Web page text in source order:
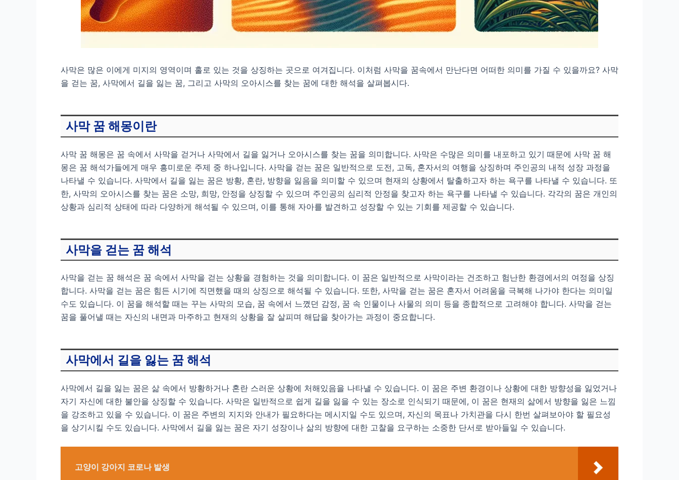
사막은 많은 이에게 미지의 영역이며 홀로 있는 것을 상징하는 곳으로 여겨집니다. 이처럼 사막을 꿈속에서 만난다면 어떠한 의미를 가질 수 있을까요? 사막
을 걷는 꿈, 사막에서 길을 잃는 꿈, 그리고 사막의 오아시스를 찾는 꿈에 대한 해석을 살펴봅시다.
사막 꿈 해몽이란
사막 꿈 해몽은 꿈 속에서 사막을 걷거나 사막에서 길을 잃거나 오아시스를 찾는 꿈을 의미합니다. 사막은 수많은 의미를 내포하고 있기 때문에 사막 꿈 해
몽은 꿈 해석가들에게 매우 흥미로운 주제 중 하나입니다. 사막을 걷는 꿈은 일반적으로 도전, 고독, 혼자서의 여행을 상징하며 주인공의 내적 성장 과정을
나타낼 수 있습니다. 사막에서 길을 잃는 꿈은 방황, 혼란, 방향을 잃음을 의미할 수 있으며 현재의 상황에서 탈출하고자 하는 욕구를 나타낼 수 있습니다. 또
한, 사막의 오아시스를 찾는 꿈은 소망, 희망, 안정을 상징할 수 있으며 주인공의 심리적 안정을 찾고자 하는 욕구를 나타낼 수 있습니다. 각각의 꿈은 개인의
상황과 심리적 상태에 따라 다양하게 해석될 수 있으며, 이를 통해 자아를 발견하고 성장할 수 있는 기회를 제공할 수 있습니다.
사막을 걷는 꿈 해석
사막을 걷는 꿈 해석은 꿈 속에서 사막을 걷는 상황을 경험하는 것을 의미합니다. 이 꿈은 일반적으로 사막이라는 건조하고 험난한 환경에서의 여정을 상징
합니다. 사막을 걷는 꿈은 힘든 시기에 직면했을 때의 상징으로 해석될 수 있습니다. 또한, 사막을 걷는 꿈은 혼자서 어려움을 극복해 나가야 한다는 의미일
수도 있습니다. 이 꿈을 해석할 때는 꾸는 사막의 모습, 꿈 속에서 느꼈던 감정, 꿈 속 인물이나 사물의 의미 등을 종합적으로 고려해야 합니다. 사막을 걷는
꿈을 풀어낼 때는 자신의 내면과 마주하고 현재의 상황을 잘 살피며 해답을 찾아가는 과정이 중요합니다.
사막에서 길을 잃는 꿈 해석
사막에서 길을 잃는 꿈은 삶 속에서 방황하거나 혼란 스러운 상황에 처해있음을 나타낼 수 있습니다. 이 꿈은 주변 환경이나 상황에 대한 방향성을 잃었거나
자기 자신에 대한 불안을 상징할 수 있습니다. 사막은 일반적으로 쉽게 길을 잃을 수 있는 장소로 인식되기 때문에, 이 꿈은 현재의 삶에서 방향을 잃은 느낌
을 강조하고 있을 수 있습니다. 이 꿈은 주변의 지지와 안내가 필요하다는 메시지일 수도 있으며, 자신의 목표나 가치관을 다시 한번 살펴보아야 할 필요성
을 상기시킬 수도 있습니다. 사막에서 길을 잃는 꿈은 자기 성장이나 삶의 방향에 대한 고찰을 요구하는 소중한 단서로 받아들일 수 있습니다.
고양이 강아지 코로나 발생